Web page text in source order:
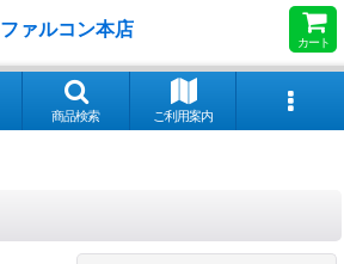
ファルコン本店
カート
商品検索 ご利用案内